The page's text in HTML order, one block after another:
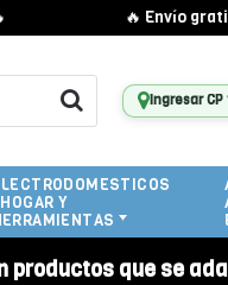
🔥 Envío gratis en
Ingresar
Y
productos que se